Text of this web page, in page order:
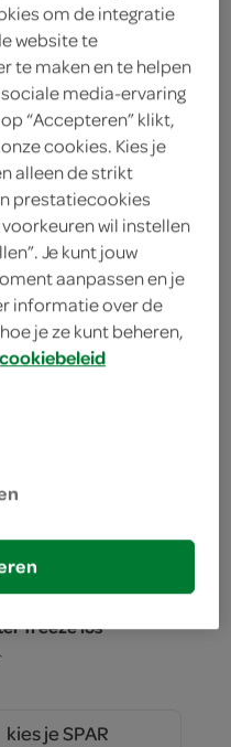
kies je SPAR
12 stuks
kies je SPAR
freeze los
kies je SPAR
om de integratie
website te
te maken en te helpen
media-ervaring
“Accepteren” klikt,
cookies. Kies je
alleen de strikt
prestatiecookies
wil instellen
Je kunt jouw
aanpassen en je
informatie over de
je ze kunt beheren,
cookiebeleid